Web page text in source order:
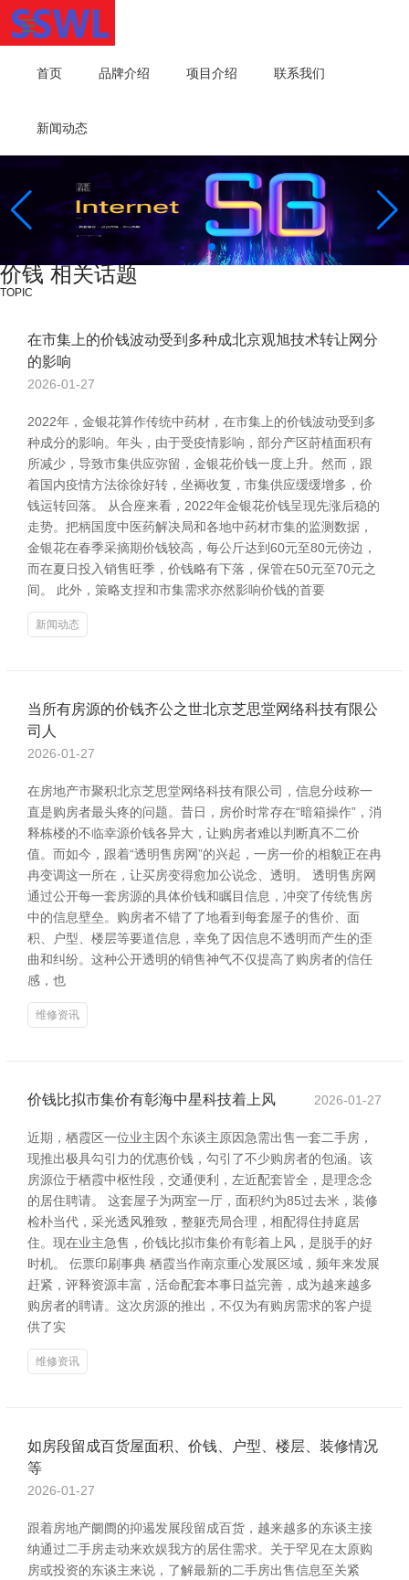
首页 品牌介绍 项目介绍 联系我们
新闻动态
价钱 相关话题
TOPIC
在市集上的价钱波动受到多种成北京观旭技术转让网分
的影响
2026-01-27
2022年，金银花算作传统中药材，在市集上的价钱波动受到多
种成分的影响。年头，由于受疫情影响，部分产区莳植面积有
所减少，导致市集供应弥留，金银花价钱一度上升。然而，跟
着国内疫情方法徐徐好转，坐褥收复，市集供应缓缓增多，价
钱运转回落。 从合座来看，2022年金银花价钱呈现先涨后稳的
走势。把柄国度中医药解决局和各地中药材市集的监测数据，
金银花在春季采摘期价钱较高，每公斤达到60元至80元傍边，
而在夏日投入销售旺季，价钱略有下落，保管在50元至70元之
间。 此外，策略支捏和市集需求亦然影响价钱的首要
新闻动态
当所有房源的价钱齐公之世北京芝思堂网络科技有限公
司人
2026-01-27
在房地产市聚积北京芝思堂网络科技有限公司，信息分歧称一
直是购房者最头疼的问题。昔日，房价时常存在“暗箱操作”，消
释栋楼的不临幸源价钱各异大，让购房者难以判断真不二价
值。而如今，跟着“透明售房网”的兴起，一房一价的相貌正在冉
冉变调这一所在，让买房变得愈加公说念、透明。 透明售房网
通过公开每一套房源的具体价钱和瞩目信息，冲突了传统售房
中的信息壁垒。购房者不错了了地看到每套屋子的售价、面
积、户型、楼层等要道信息，幸免了因信息不透明而产生的歪
曲和纠纷。这种公开透明的销售神气不仅提高了购房者的信任
感，也
维修资讯
价钱比拟市集价有彰海中星科技着上风 2026-01-27
近期，栖霞区一位业主因个东谈主原因急需出售一套二手房，
现推出极具勾引力的优惠价钱，勾引了不少购房者的包涵。该
房源位于栖霞中枢性段，交通便利，左近配套皆全，是理念念
的居住聘请。 这套屋子为两室一厅，面积约为85过去米，装修
检朴当代，采光透风雅致，整躯壳局合理，相配得住持庭居
住。现在业主急售，价钱比拟市集价有彰着上风，是脱手的好
时机。 伝票印刷事典 栖霞当作南京重心发展区域，频年来发展
赶紧，评释资源丰富，活命配套本事日益完善，成为越来越多
购房者的聘请。这次房源的推出，不仅为有购房需求的客户提
供了实
维修资讯
如房段留成百货屋面积、价钱、户型、楼层、装修情况
等
2026-01-27
跟着房地产阛阓的抑遏发展段留成百货，越来越多的东谈主接
纳通过二手房走动来欢娱我方的居住需求。关于罕见在太原购
房或投资的东谈主来说，了解最新的二手房出售信息至关紧